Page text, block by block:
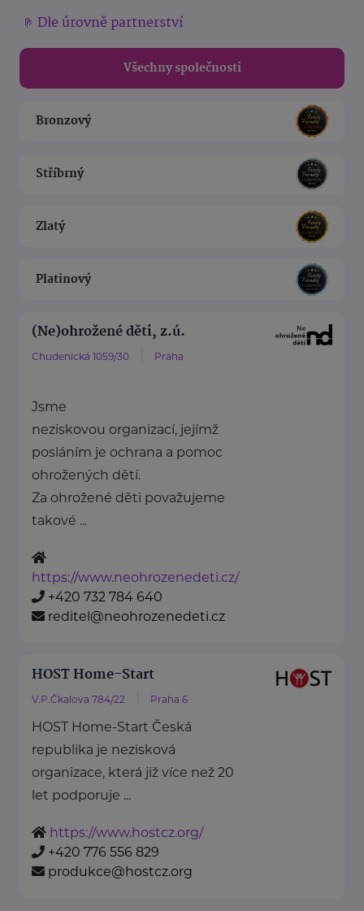
Dle úrovně partnerství
Všechny společnosti
Bronzový
Stříbrný
Zlatý
Platinový
(Ne)ohrožené děti, z.ú.
Chudenická 1059/30 Praha
Jsme
neziskovou organizací, jejímž
posláním je ochrana a pomoc
ohrožených dětí.
Za ohrožené děti považujeme
takové ...
https://www.neohrozenedeti.cz/
+420 732 784 640
reditel@neohrozenedeti.cz
HOST Home-Start
V.P.Čkalova 784/22 Praha 6
HOST Home-Start Česká
republika je nezisková
organizace, která již více než 20
let podporuje ...
https://www.hostcz.org/
+420 776 556 829
produkce@hostcz.org